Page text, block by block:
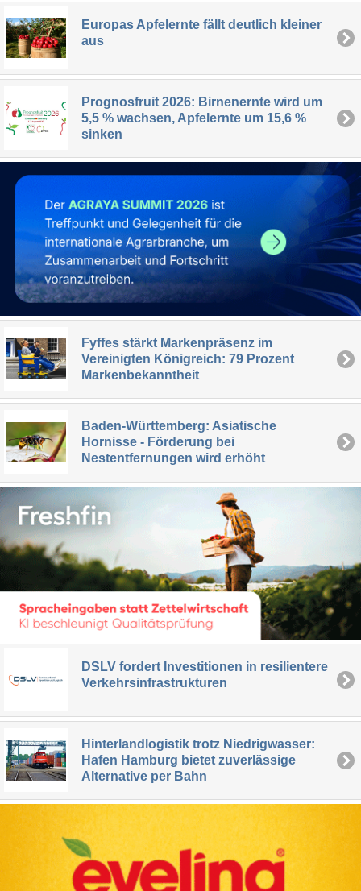
Europas Apfelernte fällt deutlich kleiner
aus
Prognosfruit 2026: Birnenernte wird um
5,5 % wachsen, Apfelernte um 15,6 %
sinken
Fyffes stärkt Markenpräsenz im
Vereinigten Königreich: 79 Prozent
Markenbekanntheit
Baden-Württemberg: Asiatische
Hornisse - Förderung bei
Nestentfernungen wird erhöht
DSLV fordert Investitionen in resilientere
Verkehrsinfrastrukturen
Hinterlandlogistik trotz Niedrigwasser:
Hafen Hamburg bietet zuverlässige
Alternative per Bahn